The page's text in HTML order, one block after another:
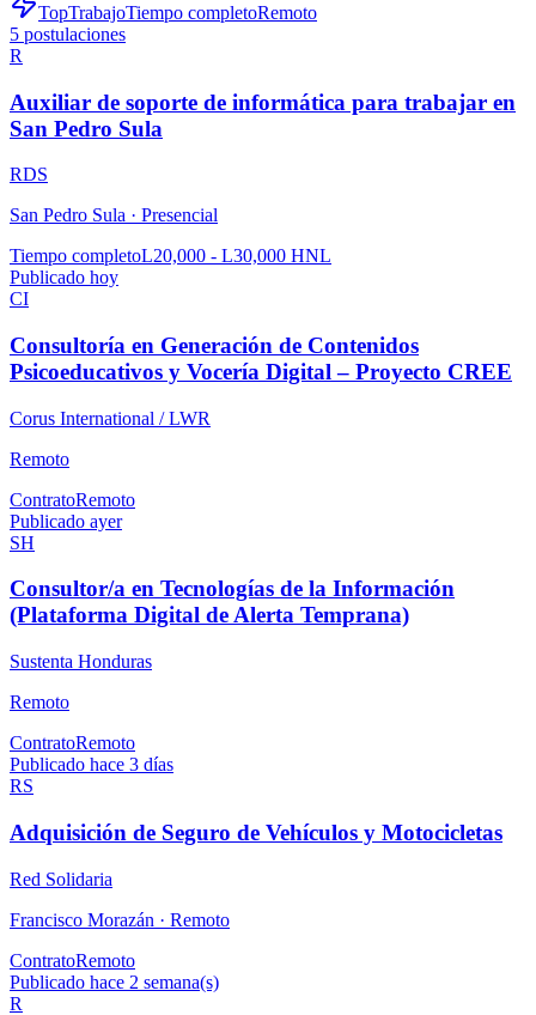
TopTrabajoTiempo completoRemoto
5 postulaciones
R
Auxiliar de soporte de informática para trabajar en
San Pedro Sula
RDS
San Pedro Sula · Presencial
Tiempo completoL20,000 - L30,000 HNL
Publicado hoy
CI
Consultoría en Generación de Contenidos
Psicoeducativos y Vocería Digital – Proyecto CREE
Corus International / LWR
Remoto
ContratoRemoto
Publicado ayer
SH
Consultor/a en Tecnologías de la Información
(Plataforma Digital de Alerta Temprana)
Sustenta Honduras
Remoto
ContratoRemoto
Publicado hace 3 días
RS
Adquisición de Seguro de Vehículos y Motocicletas
Red Solidaria
Francisco Morazán · Remoto
ContratoRemoto
Publicado hace 2 semana(s)
R